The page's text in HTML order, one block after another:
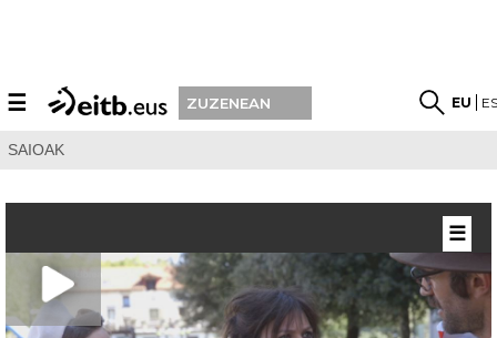
☰ ZUZENEAN EU
SAIOAK
☰